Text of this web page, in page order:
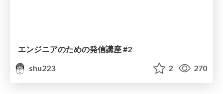
エンジニアのための発信講座 #2
shu223
2 270